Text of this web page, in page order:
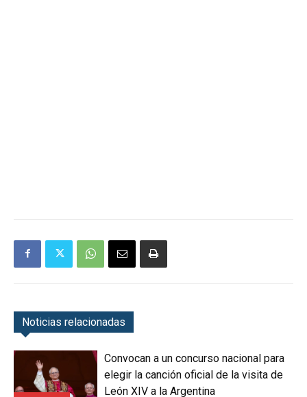
Noticias relacionadas
Convocan a un concurso nacional para
elegir la canción oficial de la visita de
León XIV a la Argentina